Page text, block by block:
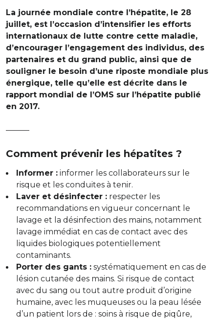
La journée mondiale contre l’hépatite, le 28
juillet, est l’occasion d’intensifier les efforts
internationaux de lutte contre cette maladie,
d’encourager l’engagement des individus, des
partenaires et du grand public, ainsi que de
souligner le besoin d’une riposte mondiale plus
énergique, telle qu’elle est décrite dans le
rapport mondial de l’OMS sur l’hépatite publié
en 2017.
———
Comment prévenir les hépatites ?
Informer :informer les collaborateurs sur le
risque et les conduites à tenir.
Laver et désinfecter :respecter les
recommandations en vigueur concernant le
lavage et la désinfection des mains, notamment
lavage immédiat en cas de contact avec des
liquides biologiques potentiellement
contaminants.
Porter des gants :systématiquement en cas de
lésion cutanée des mains. Si risque de contact
avec du sang ou tout autre produit d’origine
humaine, avec les muqueuses ou la peau lésée
d’un patient lors de : soins à risque de piqûre,